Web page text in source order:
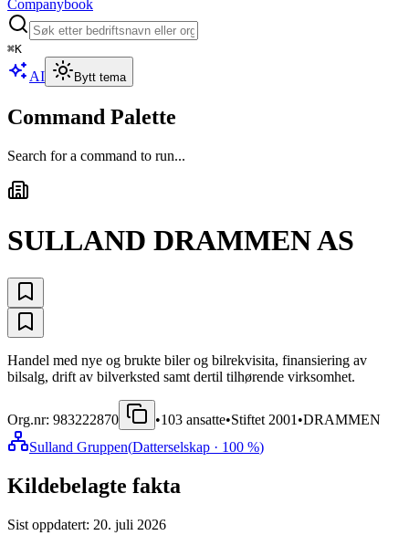
Companybook
⌘K
AI Bytt tema
Command Palette
Search for a command to run...
SULLAND DRAMMEN AS
Handel med nye og brukte biler og bilrekvisita, finansiering av
bilsalg, drift av bilverksted samt dertil tilhørende virksomhet.
Org.nr: 983222870 •103 ansatte•Stiftet 2001 •DRAMMEN
Sulland Gruppen(Datterselskap · 100 %)
Kildebelagte fakta
Sist oppdatert: 20. juli 2026